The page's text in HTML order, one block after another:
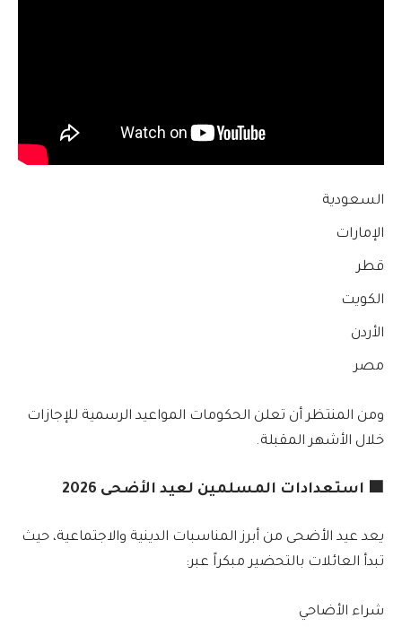
السعودية
الإمارات
قطر
الكويت
الأردن
مصر
ومن المنتظر أن تعلن الحكومات المواعيد الرسمية للإجازات
خلال الأشهر المقبلة.
🟦 استعدادات المسلمين لعيد الأضحى 2026
يعد عيد الأضحى من أبرز المناسبات الدينية والاجتماعية، حيث
تبدأ العائلات بالتحضير مبكراً عبر:
شراء الأضاحي